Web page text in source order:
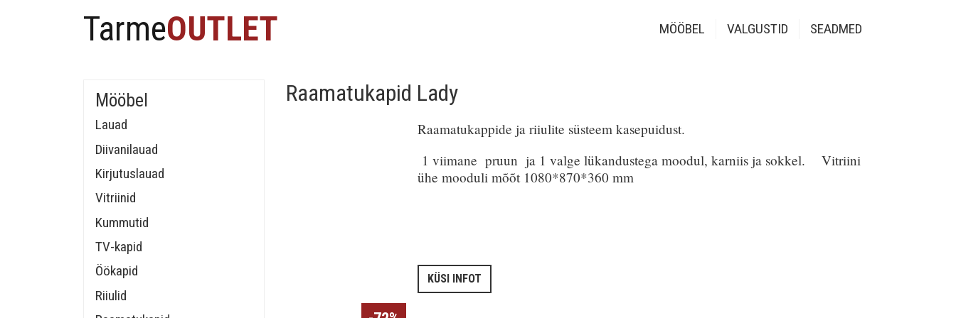
TarmeOUTLET MÖÖBEL VALGUSTID SEADMED
Mööbel
Lauad
Diivanilauad
Kirjutuslauad
Vitriinid
Kummutid
TV-kapid
Öökapid
Riiulid
Raamatukapid Lady
Raamatukappide ja riiulite süsteem kasepuidust.
1 viimane pruun ja 1 valge lükandustega moodul, karniis ja sokkel. Vitriini
ühe mooduli mõõt 1080*870*360 mm
KÜSI INFOT